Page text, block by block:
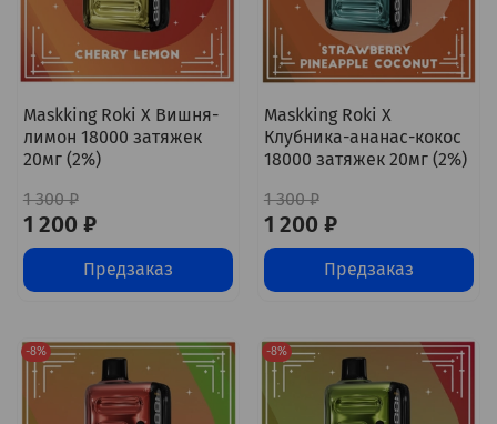
Maskking Roki X Вишня-
лимон 18000 затяжек
20мг (2%)
1 300 ₽
1 200 ₽
Предзаказ
Maskking Roki X
Клубника-ананас-кокос
18000 затяжек 20мг (2%)
1 300 ₽
1 200 ₽
Предзаказ
-8% -8%